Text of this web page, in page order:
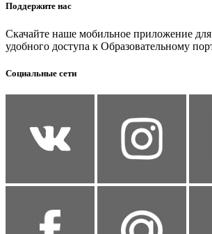
Поддержите нас
Скачайте наше мобильное приложение
удобного доступа к Образовательному
Социальные сети